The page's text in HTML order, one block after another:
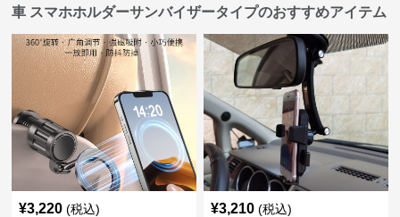
車 スマホホルダーサンバイザータイプのおすすめアイテム
¥3,220 (税込) ¥3,210 (税込)